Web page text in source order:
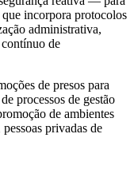
incorpora protocolos
administrativa,
de
de presos para
processos de gestão
de ambientes
privadas de